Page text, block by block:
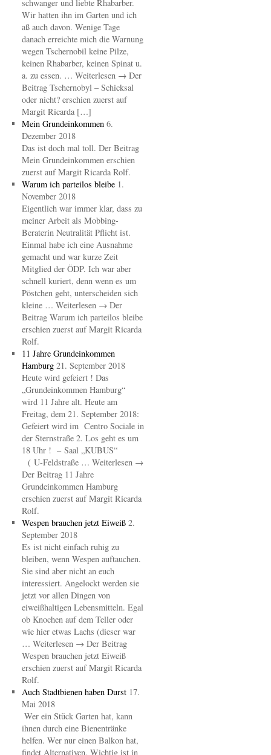
schwanger und liebte Rhabarber.
Wir hatten ihn im Garten und ich
aß auch davon. Wenige Tage
danach erreichte mich die Warnung
wegen Tschernobil keine Pilze,
keinen Rhabarber, keinen Spinat u.
a. zu essen. … Weiterlesen → Der
Beitrag Tschernobyl – Schicksal
oder nicht? erschien zuerst auf
Margit Ricarda […]
Mein Grundeinkommen 6.
Dezember 2018
Das ist doch mal toll. Der Beitrag
Mein Grundeinkommen erschien
zuerst auf Margit Ricarda Rolf.
Warum ich parteilos bleibe 1.
November 2018
Eigentlich war immer klar, dass zu
meiner Arbeit als Mobbing-
Beraterin Neutralität Pflicht ist.
Einmal habe ich eine Ausnahme
gemacht und war kurze Zeit
Mitglied der ÖDP. Ich war aber
schnell kuriert, denn wenn es um
Pöstchen geht, unterscheiden sich
kleine … Weiterlesen → Der
Beitrag Warum ich parteilos bleibe
erschien zuerst auf Margit Ricarda
Rolf.
11 Jahre Grundeinkommen
Hamburg 21. September 2018
Heute wird gefeiert ! Das
„Grundeinkommen Hamburg“
wird 11 Jahre alt. Heute am
Freitag, dem 21. September 2018:
Gefeiert wird im Centro Sociale in
der Sternstraße 2. Los geht es um
18 Uhr ! – Saal „KUBUS“
( U-Feldstraße … Weiterlesen →
Der Beitrag 11 Jahre
Grundeinkommen Hamburg
erschien zuerst auf Margit Ricarda
Rolf.
Wespen brauchen jetzt Eiweiß 2.
September 2018
Es ist nicht einfach ruhig zu
bleiben, wenn Wespen auftauchen.
Sie sind aber nicht an euch
interessiert. Angelockt werden sie
jetzt vor allen Dingen von
eiweißhaltigen Lebensmitteln. Egal
ob Knochen auf dem Teller oder
wie hier etwas Lachs (dieser war
… Weiterlesen → Der Beitrag
Wespen brauchen jetzt Eiweiß
erschien zuerst auf Margit Ricarda
Rolf.
Auch Stadtbienen haben Durst 17.
Mai 2018
Wer ein Stück Garten hat, kann
ihnen durch eine Bienentränke
helfen. Wer nur einen Balkon hat,
findet Alternativen. Wichtig ist in